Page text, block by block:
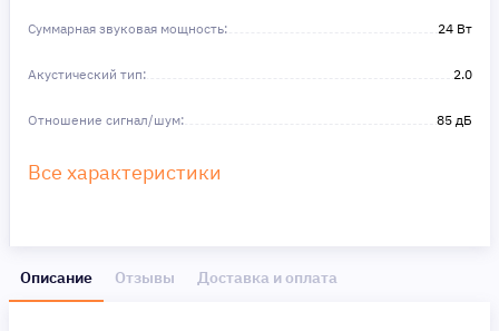
Суммарная звуковая мощность: 24 Вт
Акустический тип: 2.0
Отношение сигнал/шум: 85 дБ
Все характеристики
Описание Отзывы Доставка и оплата